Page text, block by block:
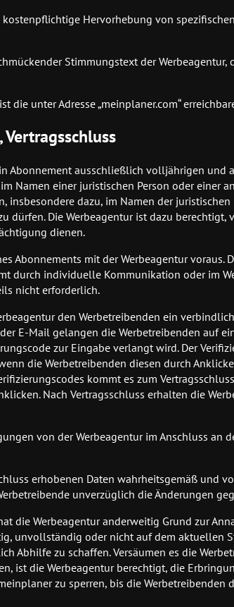
kostenpflichtige Hervorhebung von
Stimmungstext der
unter Adresse „meinplaner.com“
Abonnement ausschließlich volljährigen und
Namen einer juristischen Person oder einer
dazu, im Namen der
Die Werbeagentur ist dazu berechtigt,
dienen.
Abonnements mit der Werbeagentur voraus.
durch individuelle Kommunikation oder im
nicht erforderlich.
den Werbetreibenden ein
E-Mail gelangen die Werbetreibenden auf
zur Eingabe verlangt wird. Der
die Werbetreibenden diesen durch
kommt es zum
Nach Vertragsschluss erhalten die
von der Werbeagentur im Anschluss an
erhobenen Daten wahrheitsgemäß und
unverzüglich die Änderungen
die Werbeagentur anderweitig Grund zur
unvollständig oder nicht auf dem aktuellen
Abhilfe zu schaffen. Versäumen es die
ist die Werbeagentur berechtigt, die
zu sperren, bis die Werbetreibenden